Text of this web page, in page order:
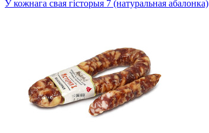
У кожнага свая гісторыя 7 (натуральная абалонка)